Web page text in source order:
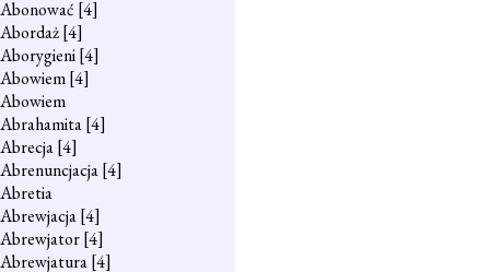
Abonować [4]
Abordaż[4]
Aborygieni[4]
Abowiem[4]
Abowiem
Abrahamita[4]
Abrecja[4]
Abrenuncjacja[4]
Abretia
Abrewjacja[4]
Abrewjator[4]
Abrewjatura[4]